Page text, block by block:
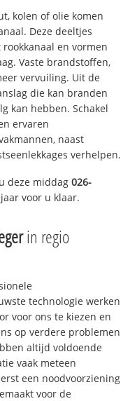
kolen of olie komen
Deze deeltjes
en vormen
Vaste brandstoffen,
vervuiling. Uit de
die kan branden
kan hebben. Schakel
ervaren
naast
verhelpen.
deze middag026-
voor u klaar.
in regio
technologie werken
voor ons te kiezen en
op verdere problemen
altijd voldoende
vaak meteen
een noodvoorziening
voor de